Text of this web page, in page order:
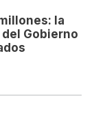
la
Gobierno